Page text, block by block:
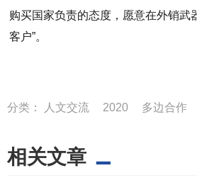
购买国家负责的态度，愿意在外销武
客户”。
分类： 人文交流 2020 多边合作
相关文章